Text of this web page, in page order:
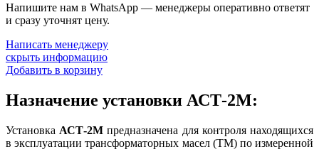
Напишите нам в WhatsApp — менеджеры оперативно ответят
и сразу уточнят цену.
Написать менеджеру
скрыть информацию
Добавить в корзину
Назначение установки АСТ-2М:
Установка АСТ-2М предназначена для контроля находящихся
в эксплуатации трансформаторных масел (ТМ) по измеренной